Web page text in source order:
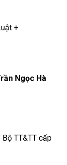
+
Ngọc Hà
TT&TT cấp